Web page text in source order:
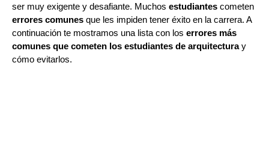
ser muy exigente y desafiante. Muchos estudiantes cometen
errores comunes que les impiden tener éxito en la carrera. A
continuación te mostramos una lista con los errores más
comunes que cometen los estudiantes de arquitecturay
cómo evitarlos.